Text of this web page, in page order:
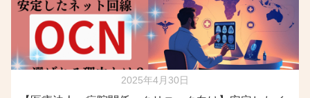
2025年4月30日